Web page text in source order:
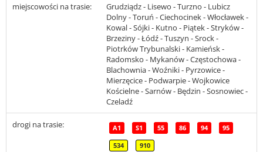
miejscowości na trasie:
Grudziądz - Lisewo - Turzno - Lubicz
Dolny - Toruń - Ciechocinek - Włocławek -
Kowal - Sójki - Kutno - Piątek - Stryków -
Brzeziny - Łódź - Tuszyn - Srock -
Piotrków Trybunalski - Kamieńsk -
Radomsko - Mykanów - Częstochowa -
Blachownia - Woźniki - Pyrzowice -
Mierzęcice - Podwarpie - Wojkowice
Kościelne - Sarnów - Będzin - Sosnowiec -
Czeladź
drogi na trasie: A1 S1 55 86 94 95
534 910